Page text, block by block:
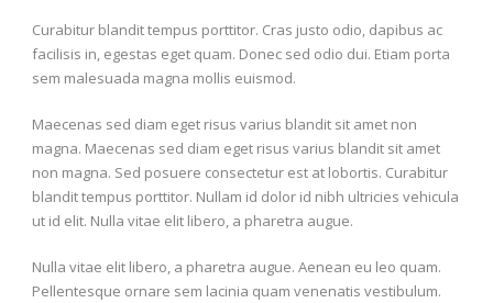
Curabitur blandit tempus porttitor. Cras justo odio, dapibus ac
facilisis in, egestas eget quam. Donec sed odio dui. Etiam porta
sem malesuada magna mollis euismod.
Maecenas sed diam eget risus varius blandit sit amet non
magna. Maecenas sed diam eget risus varius blandit sit amet
non magna. Sed posuere consectetur est at lobortis. Curabitur
blandit tempus porttitor. Nullam id dolor id nibh ultricies vehicula
ut id elit. Nulla vitae elit libero, a pharetra augue.
Nulla vitae elit libero, a pharetra augue. Aenean eu leo quam.
Pellentesque ornare sem lacinia quam venenatis vestibulum.